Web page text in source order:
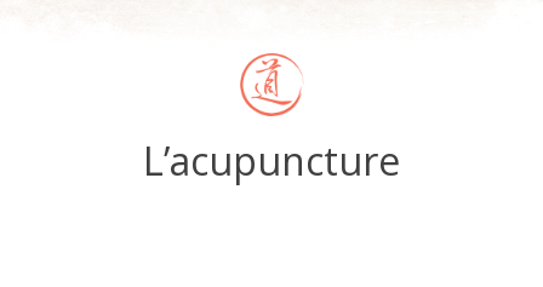
L’acupuncture